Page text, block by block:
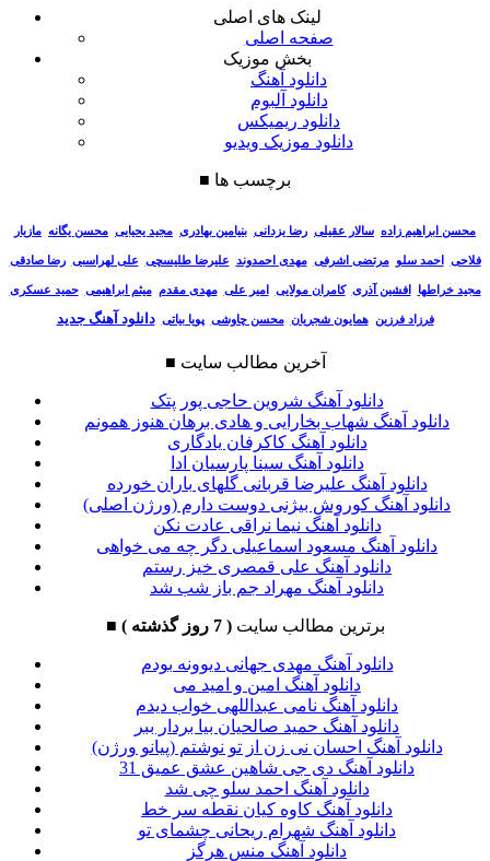
لینک های اصلی
صفحه اصلی
بخش موزیک
دانلود آهنگ
دانلود آلبوم
دانلود ریمیکس
دانلود موزیک ویدیو
■ برچسب ها
محسن ابراهیم زاده سالار عقیلی رضا یزدانی بنیامین بهادری مجید یحیایی محسن یگانه مازیار
فلاحی احمد سلو مرتضی اشرفی مهدی احمدوند علیرضا طلیسچی علی لهراسبی رضا صادقی
مجید خراطها افشین آذری کامران مولایی امیر علی مهدی مقدم میثم ابراهیمی حمید عسکری
فرزاد فرزین همایون شجریان محسن چاوشی پویا بیاتی دانلود آهنگ جدید
■ آخرین مطالب سایت
دانلود آهنگ شروین حاجی پور پتک
دانلود آهنگ شهاب بخارایی و هادی برهان هنوز همونم
دانلود آهنگ کاکرفان یادگاری
دانلود آهنگ سینا پارسیان ادا
دانلود آهنگ علیرضا قربانی گلهای باران خورده
دانلود آهنگ کوروش بیژنی دوست دارم (ورژن اصلی)
دانلود آهنگ نیما نراقی عادت نکن
دانلود آهنگ مسعود اسماعیلی دگر چه می خواهی
دانلود آهنگ علی قمصری خیز رستم
دانلود آهنگ مهراد جم باز شب شد
■ برترین مطالب سایت( 7 روز گذشته )
دانلود آهنگ مهدی جهانی دیوونه بودم
دانلود آهنگ امین و امید می
دانلود آهنگ نامی عبداللهی خواب دیدم
دانلود آهنگ حمید صالحیان بیا بردار ببر
دانلود آهنگ احسان نی زن از تو نوشتم (پیانو ورژن)
دانلود آهنگ دی جی شاهین عشق عمیق 31
دانلود آهنگ احمد سلو چی شد
دانلود آهنگ کاوه کیان نقطه سر خط
دانلود آهنگ شهرام ریحانی چشمای تو
دانلود آهنگ منس هرگز